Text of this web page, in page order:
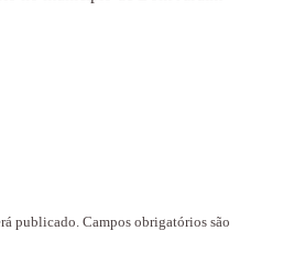
publicado. Campos obrigatórios são